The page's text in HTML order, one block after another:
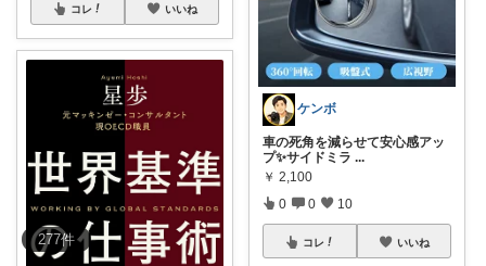
277件
コレ いいね
ケンボ
車の死角を減らせて安心感アッ
プ✨サイドミラ ...
￥ 2,100
0 0 10
コレ いいね